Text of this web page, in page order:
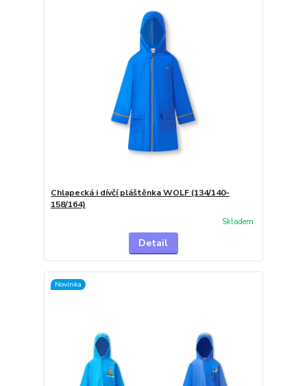
Chlapecká i dívčí pláštěnka WOLF (134/140-
158/164)
Skladem
Detail
Novinka